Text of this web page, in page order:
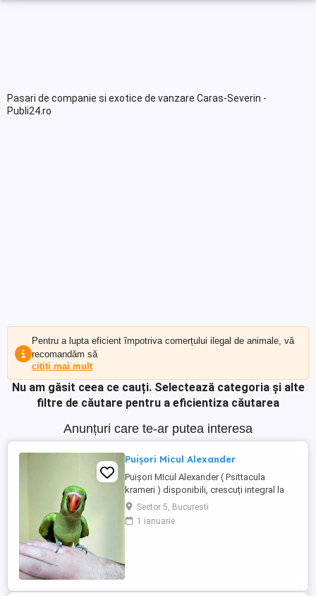
Pasari de companie si exotice de vanzare Caras-Severin -
Publi24.ro
Pentru a lupta eficient împotriva comerțului ilegal de animale, vă
recomandăm să
citiți mai mult
Nu am găsit ceea ce cauți. Selectează categoria și alte
filtre de căutare pentru a eficientiza căutarea
Anunțuri care te-ar putea interesa
Puișori Micul Alexander
Puișori MIcul Alexander ( Psittacula
krameri ) disponibili, crescuți integral la
seringă de la vârsta de 10 12 zile, moment
în care sunt și inelați cu inelele Asociației
Ornitologice Române, din care fac parte.
Sector 5, Bucuresti
1 ianuarie